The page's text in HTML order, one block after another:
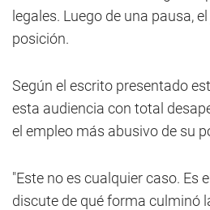
legales. Luego de una pausa,
posición.
Según el escrito presentado
esta audiencia con total
el empleo más abusivo de su
"Este no es cualquier caso. Es
discute de qué forma culminó